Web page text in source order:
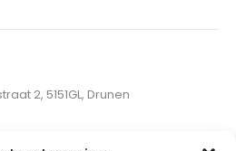
2, 5151GL, Drunen